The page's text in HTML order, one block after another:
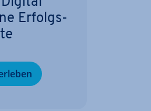
Er­folgs­